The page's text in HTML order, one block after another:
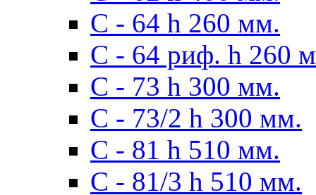
С - 64 h 260 мм.
С - 64 риф. h 260
С - 73 h 300 мм.
С - 73/2 h 300 мм.
С - 81 h 510 мм.
С - 81/3 h 510 мм.